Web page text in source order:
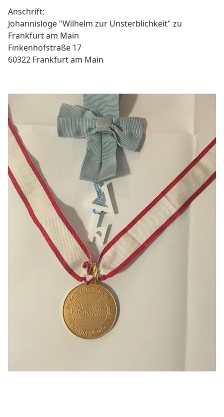
Anschrift:
Johannisloge "Wilhelm zur Unsterblichkeit" zu
Frankfurt am Main
Finkenhofstraße 17
60322 Frankfurt am Main